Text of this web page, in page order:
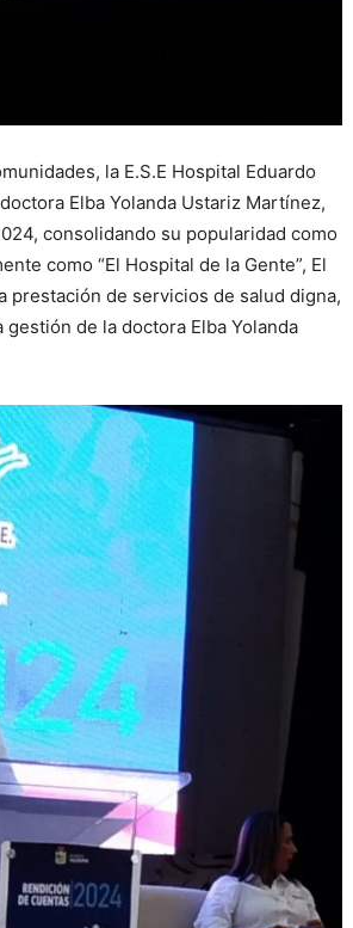
la E.S.E Hospital Eduardo
Elba Yolanda Ustariz Martínez,
consolidando su popularidad como
como “El Hospital de la Gente”, El
prestación de servicios de salud digna,
de la doctora Elba Yolanda